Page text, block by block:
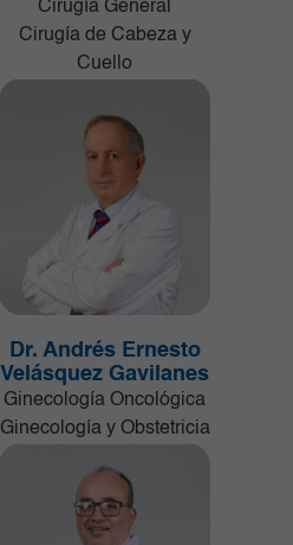
Cirugía General
Cirugía de Cabeza y
Cuello
Dr. Andrés Ernesto
Velásquez Gavilanes
Ginecología Oncológica
Ginecología y Obstetricia